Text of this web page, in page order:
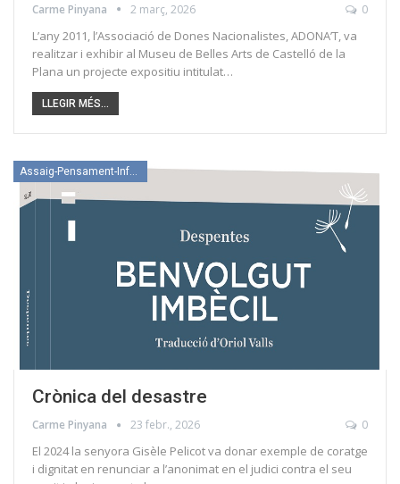
Carme Pinyana 2 març, 2026 0
L’any 2011, l’Associació de Dones Nacionalistes, ADONA’T, va
realitzar i exhibir al Museu de Belles Arts de Castelló de la
Plana un projecte expositiu intitulat…
LLEGIR MÉS...
Crònica del desastre
Carme Pinyana 23 febr., 2026 0
El 2024 la senyora Gisèle Pelicot va donar exemple de coratge
i dignitat en renunciar a l’anonimat en el judici contra el seu